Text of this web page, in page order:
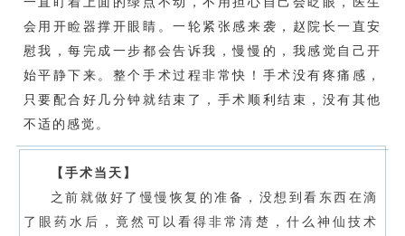
会用开睑器撑开眼睛。一轮紧张感来袭，赵院长一直安
慰我，每完成一步都会告诉我，慢慢的，我感觉自己开
始平静下来。整个手术过程非常快！手术没有疼痛感，
只要配合好几分钟就结束了，手术顺利结束，没有其他
不适的感觉。
【手术当天】
之前就做好了慢慢恢复的准备，没想到看东西在滴
了眼药水后，竟然可以看得非常清楚，什么神仙技术